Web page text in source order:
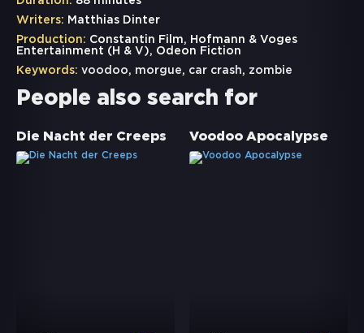
Writers: Matthias Dinter
Production: Constantin Film, Hofmann & Voges
Entertainment (H & V), Odeon Fiction
Keywords: voodoo, morgue, car crash, zombie
People also search for
Die Nacht der Creeps Voodoo Apocalypse